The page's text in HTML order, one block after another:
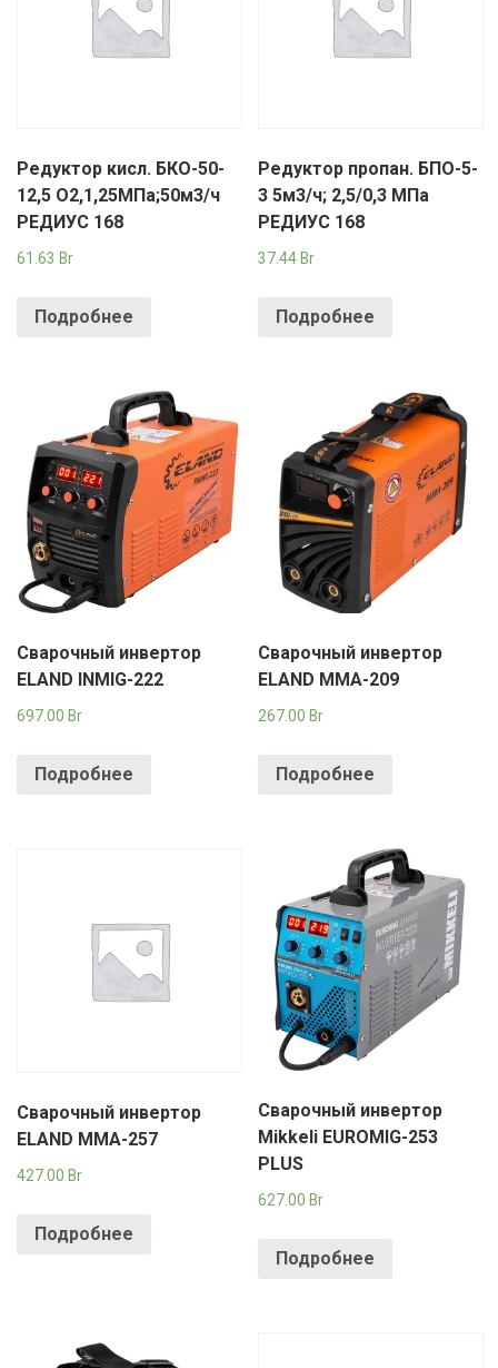
Редуктор кисл. БКО-50-
12,5 О2,1,25МПа;50м3/ч
РЕДИУС 168
61.63 Br
Подробнее
Редуктор пропан. БПО-5-
3 5м3/ч; 2,5/0,3 МПа
РЕДИУС 168
37.44 Br
Подробнее
Сварочный инвертор
ELAND INMIG-222
697.00 Br
Подробнее
Сварочный инвертор
ELAND MMA-209
267.00 Br
Подробнее
Сварочный инвертор
ELAND MMA-257
427.00 Br
Подробнее
Сварочный инвертор
Mikkeli EUROMIG-253
PLUS
627.00 Br
Подробнее